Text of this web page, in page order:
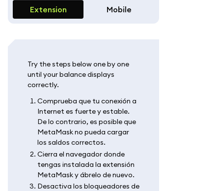
Extension Mobile
Try the steps below one by one
until your balance displays
correctly.
Comprueba que tu conexión a
Internet es fuerte y estable.
De lo contrario, es posible que
MetaMask no pueda cargar
los saldos correctos.
Cierra el navegador donde
tengas instalada la extensión
MetaMask y ábrelo de nuevo.
Desactiva los bloqueadores de